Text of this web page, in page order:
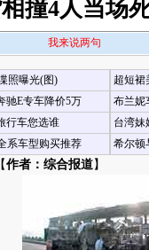
撞4人当场
我来说两句
照曝光(图)
驰E专车降价5万
行车您选谁
系车型购买推荐
超短裙
布兰妮
台湾妹
希尔顿
作者：综合报道】